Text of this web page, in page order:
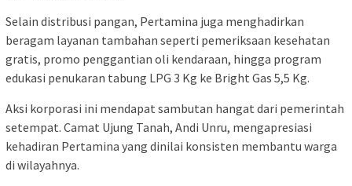
Selain distribusi pangan, Pertamina juga menghadirkan
beragam layanan tambahan seperti pemeriksaan kesehatan
gratis, promo penggantian oli kendaraan, hingga program
edukasi penukaran tabung LPG 3 Kg ke Bright Gas 5,5 Kg.
Aksi korporasi ini mendapat sambutan hangat dari pemerintah
setempat. Camat Ujung Tanah, Andi Unru, mengapresiasi
kehadiran Pertamina yang dinilai konsisten membantu warga
di wilayahnya.